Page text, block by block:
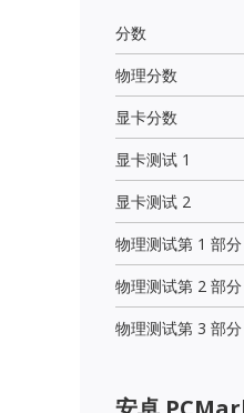
分数
物理分数
显卡分数
显卡测试 1
显卡测试 2
物理测试第 1 部分
物理测试第 2 部分
物理测试第 3 部分